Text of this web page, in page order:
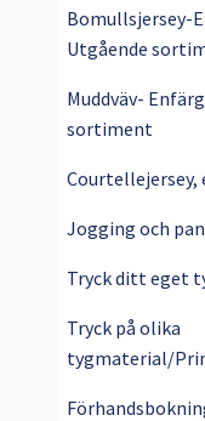
Bomullsjersey-
Utgående
Muddväv-
sortiment
Courtellejersey,
Jogging och
Tryck ditt eget
Tryck på olika
tygmaterial/